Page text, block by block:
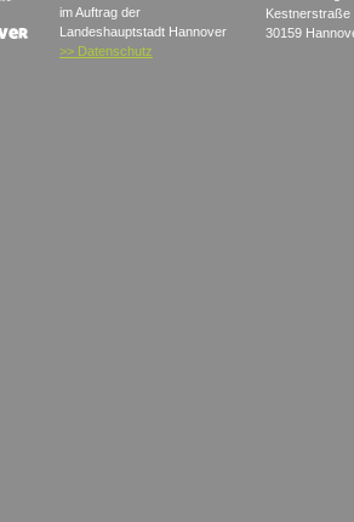
im Auftrag der
Landeshauptstadt Hannover
>> Datenschutz
Kestnerstraße
30159